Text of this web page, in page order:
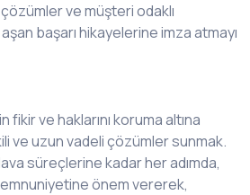
ve müşteri odaklı
aşan başarı hikayelerine imza atmayı
ve haklarını koruma altına
ve uzun vadeli çözümler sunmak.
süreçlerine kadar her adımda,
önem vererek,